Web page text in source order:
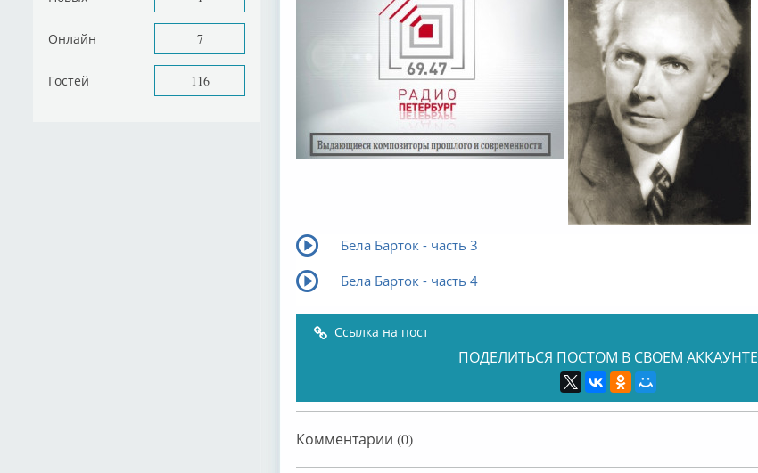
Онлайн 7
Гостей 116
Бела Барток - часть 3
Бела Барток - часть 4
Ссылка на пост
ПОДЕЛИТЬСЯ ПОСТОМ В СВОЕМ АККАУНТЕ
Комментарии (0)